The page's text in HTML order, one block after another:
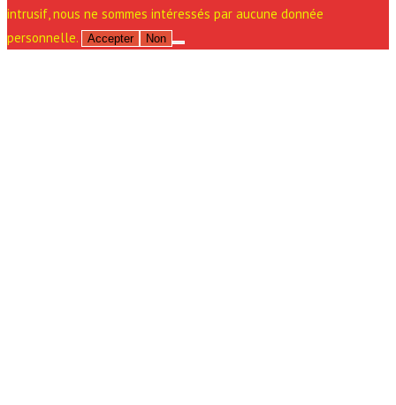
intrusif, nous ne sommes intéressés par aucune donnée
personnelle.
Accepter Non